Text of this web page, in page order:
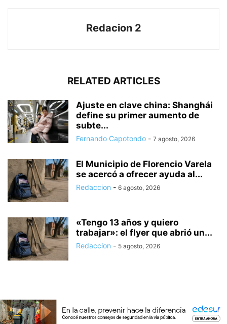
Redacion 2
RELATED ARTICLES
Ajuste en clave china: Shanghái
define su primer aumento de
subte...
Fernando Capotondo - 7 agosto, 2026
El Municipio de Florencio Varela
se acercó a ofrecer ayuda al...
Redaccion - 6 agosto, 2026
«Tengo 13 años y quiero
trabajar»: el flyer que abrió un...
Redaccion - 5 agosto, 2026